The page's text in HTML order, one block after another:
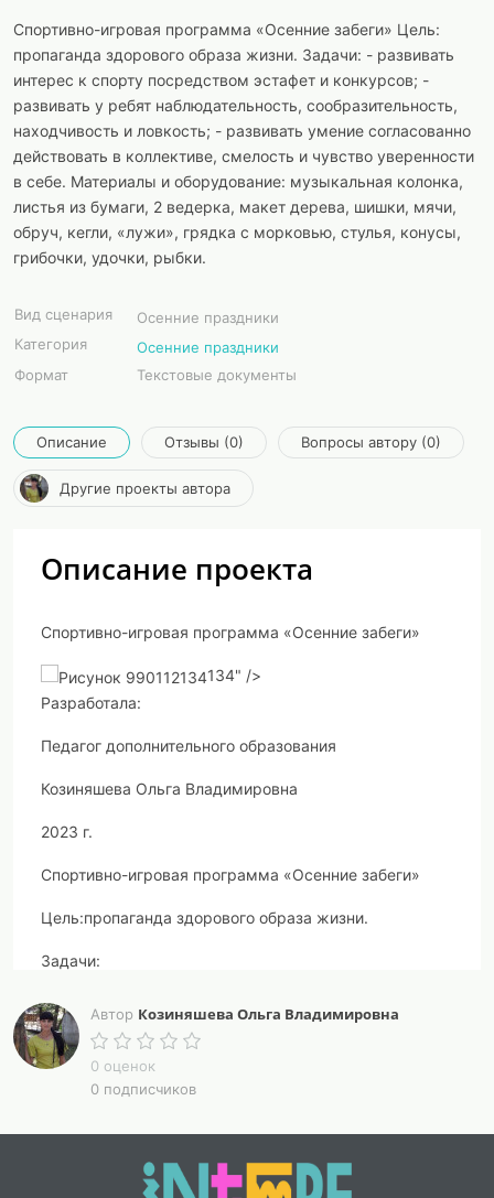
Спортивно-игровая программа «Осенние забеги» Цель:
пропаганда здорового образа жизни. Задачи: - развивать
интерес к спорту посредством эстафет и конкурсов; -
развивать у ребят наблюдательность, сообразительность,
находчивость и ловкость; - развивать умение согласованно
действовать в коллективе, смелость и чувство уверенности
в себе. Материалы и оборудование: музыкальная колонка,
листья из бумаги, 2 ведерка, макет дерева, шишки, мячи,
обруч, кегли, «лужи», грядка с морковью, стулья, конусы,
грибочки, удочки, рыбки.
Вид сценария
Осенние праздники
Категория
Осенние праздники
Формат
Текстовые документы
Описание Отзывы (0) Вопросы автору (0)
Другие проекты автора
Описание проекта
Спортивно-игровая программа «Осенние забеги»
134" />
Разработала:
Педагог дополнительного образования
Козиняшева Ольга Владимировна
2023 г.
Спортивно-игровая программа «Осенние забеги»
Цель:пропаганда здорового образа жизни.
Задачи:
конкурсов;
- развивать у ребят наблюдательность,
сообразительность, находчивость и ловкость;
- развивать умение согласованно действовать в
колонка,листья из бумаги, 2 ведерка, макет дерева,
Автор Козиняшева Ольга Владимировна
0 оценок
0 подписчиков